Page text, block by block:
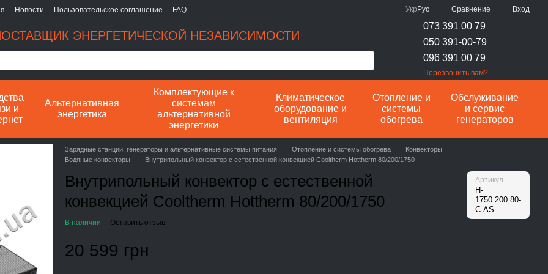
Новости Пользовательское соглашение FAQ Укр Рус Сравнение Вход
ЭНЕРГЕТИЧЕСКОЙ НЕЗАВИСИМОСТИ
073 391 00 79
050 391-00-79
096 391 00 79
Перезвонить вам?
и
Альтернативная
энергетика
Комплектующие к
системам
альтернативной
энергетики
Климатическое
оборудование и
вентиляция
Отопление и
системы
обогрева
Обслуживание
и сервис
генераторов
Зарядные станции, генераторы и альтернативные системы питания Отопление и системы обогрева
Конвекторы
Водяные конвекторы
Внутрипольный конвектор с естественной конвекцией Cooltherm Hottherm 80/200/1750
Внутрипольный конвектор с естественной
конвекцией Cooltherm Hottherm 80/200/1750
Артикул
H-
1750.200.80-
C.AS
В наличии Оставить отзыв
20 599 грн